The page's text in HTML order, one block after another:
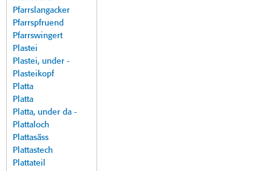
Pfarrslangacker
Pfarrspfruend
Pfarrswingert
Plastei
Plastei, under -
Plasteikopf
Platta
Platta
Platta, under da -
Plattaloch
Plattasäss
Plattastech
Plattateil